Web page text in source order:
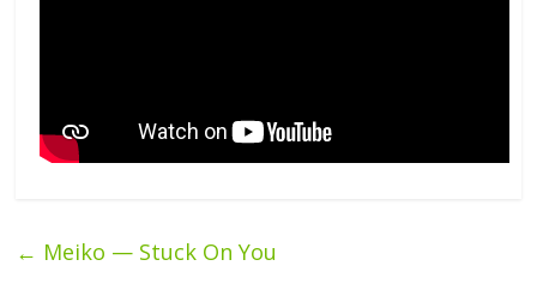
← Meiko — Stuck On You